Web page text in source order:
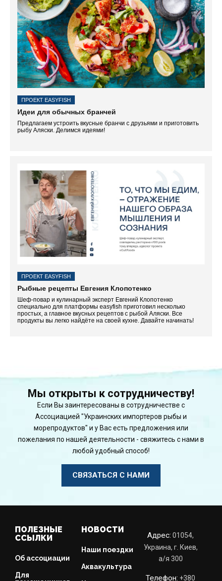
ПРОЕКТ EASYFISH
Идеи для обычных бранчей
Предлагаем устроить вкусные бранчи с друзьями и приготовить
рыбу Аляски. Делимся идеями!
ПРОЕКТ EASYFISH
Рыбные рецепты Евгения Клопотенко
Шеф-повар и кулинарный эксперт Евгений Клопотенко
специально для платформы easyfish приготовил несколько
простых, а главное вкусных рецептов с рыбой Аляски. Все
продукты вы легко найдёте на своей кухне. Давайте начинать!
Мы открыты к сотрудничеству!
Если Вы заинтересованы в сотрудничестве с
Ассоциацией "Украинских импортеров рыбы и
морепродуктов" и у Вас есть предложения или
пожелания по нашей деятельности - свяжитесь с нами в
любой удобный способ!
СВЯЗАТЬСЯ С НАМИ
ПОЛЕЗНЫЕ
ССЫЛКИ
Об ассоциации
Для
НОВОСТИ
Наши поездки
Аквакультура
Адрес: 01054,
Украина, г. Киев,
a/я 300
Телефон: +380